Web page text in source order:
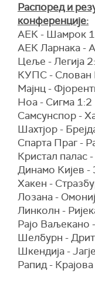
Распоред и
конференције:
АЕК - Шамрок
АЕК Ларнака -
Цеље - Легија
КУПС - Слован
Мајнц -
Ноа - Сигма 1:2
Самсунспор -
Шахтјор -
Спарта Праг -
Кристал палас
Динамо Кијев
Хакен -
Лозана -
Линколн -
Рајо
Шелбурн -
Шкендија -
Рапид -